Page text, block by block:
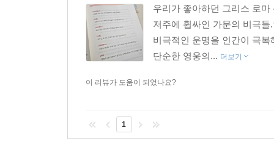
우리가 좋아하던 그리스 로
저주에 휩싸인 가문의 비극
비극적인 운명을 인간이 극
단순한 영웅의... 더보기
이 리뷰가 도움이 되었나요?
1